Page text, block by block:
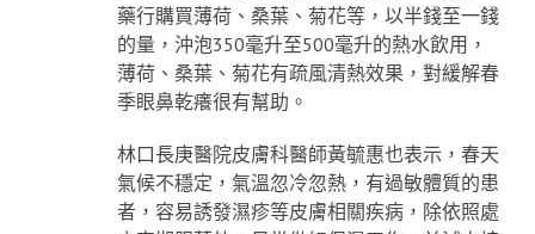
藥行購買薄荷、桑葉、菊花等，以半錢至一錢
的量，沖泡350毫升至500毫升的熱水飲用，
薄荷、桑葉、菊花有疏風清熱效果，對緩解春
季眼鼻乾癢很有幫助。
林口長庚醫院皮膚科醫師黃毓惠也表示，春天
氣候不穩定，氣溫忽冷忽熱，有過敏體質的患
者，容易誘發濕疹等皮膚相關疾病，除依照處